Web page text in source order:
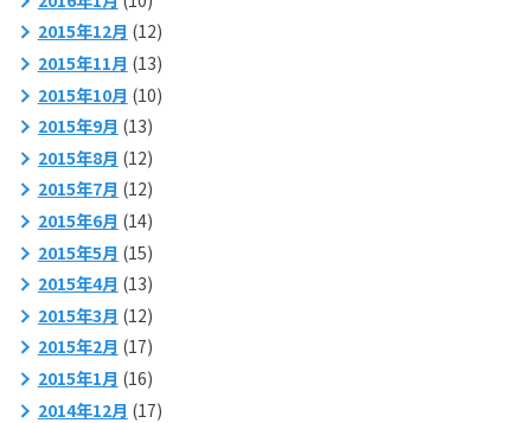
2015年12月 (12)
2015年11月 (13)
2015年10月 (10)
2015年9月 (13)
2015年8月 (12)
2015年7月 (12)
2015年6月 (14)
2015年5月 (15)
2015年4月 (13)
2015年3月 (12)
2015年2月 (17)
2015年1月 (16)
2014年12月 (17)